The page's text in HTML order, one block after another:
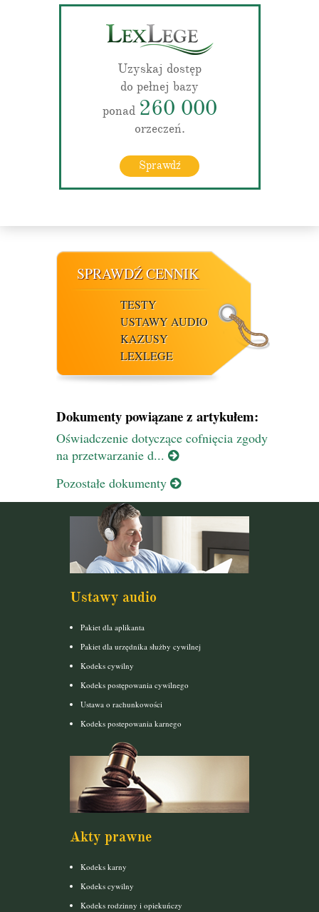
Uzyskaj dostęp
do pełnej bazy
ponad 260 000
orzeczeń.
Sprawdź
SPRAWDŹ CENNIK
TESTY
USTAWY AUDIO
KAZUSY
LEXLEGE
Dokumenty powiązane z artykułem:
Oświadczenie dotyczące cofnięcia zgody
na przetwarzanie d...
Pozostałe dokumenty
Ustawy audio
Pakiet dla aplikanta
Pakiet dla urzędnika służby cywilnej
Kodeks cywilny
Kodeks postępowania cywilnego
Ustawa o rachunkowości
Kodeks postepowania karnego
Akty prawne
Kodeks karny
Kodeks cywilny
Kodeks rodzinny i opiekuńczy